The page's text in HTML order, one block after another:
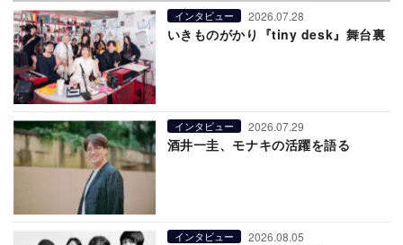
インタビュー 2026.07.28
いきものがかり『tiny desk』舞台裏
インタビュー 2026.07.29
酒井一圭、モナキの活躍を語る
インタビュー 2026.08.05